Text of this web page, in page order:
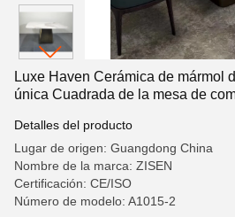
Luxe Haven Cerámica de mármol
única Cuadrada de la mesa de
Detalles del producto
Lugar de origen: Guangdong China
Nombre de la marca: ZISEN
Certificación: CE/ISO
Número de modelo: A1015-2